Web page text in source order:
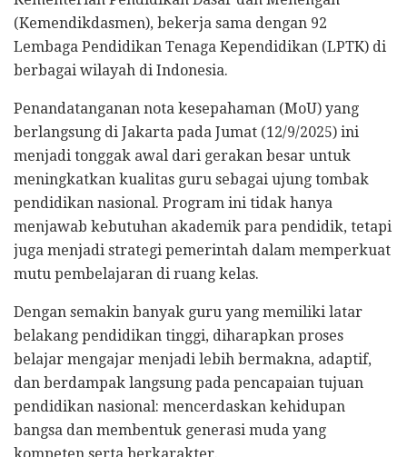
(Kemendikdasmen), bekerja sama dengan 92
Lembaga Pendidikan Tenaga Kependidikan (LPTK) di
berbagai wilayah di Indonesia.
Penandatanganan nota kesepahaman (MoU) yang
berlangsung di Jakarta pada Jumat (12/9/2025) ini
menjadi tonggak awal dari gerakan besar untuk
meningkatkan kualitas guru sebagai ujung tombak
pendidikan nasional. Program ini tidak hanya
menjawab kebutuhan akademik para pendidik, tetapi
juga menjadi strategi pemerintah dalam memperkuat
mutu pembelajaran di ruang kelas.
Dengan semakin banyak guru yang memiliki latar
belakang pendidikan tinggi, diharapkan proses
belajar mengajar menjadi lebih bermakna, adaptif,
dan berdampak langsung pada pencapaian tujuan
pendidikan nasional: mencerdaskan kehidupan
bangsa dan membentuk generasi muda yang